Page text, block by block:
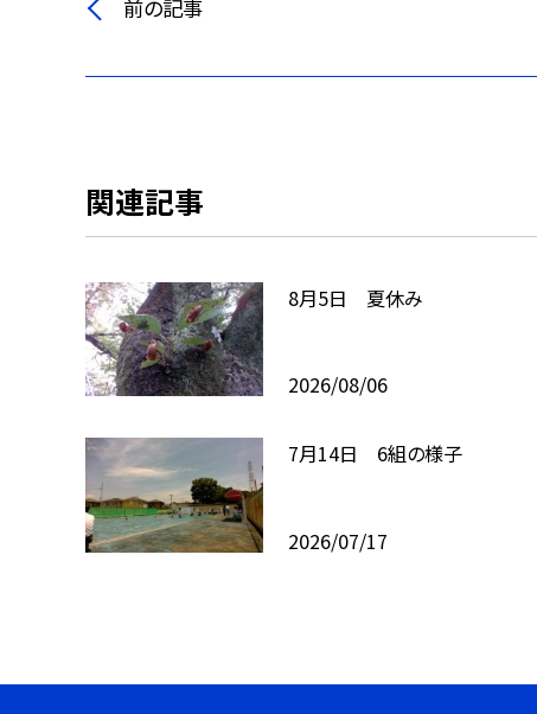
前の記事
関連記事
8月5日 夏休み
2026/08/06
7月14日 6組の様子
2026/07/17